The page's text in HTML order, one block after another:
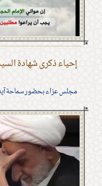
إحياء ذكرى شهادة
مجلس عزاء بحضور سماحة آية